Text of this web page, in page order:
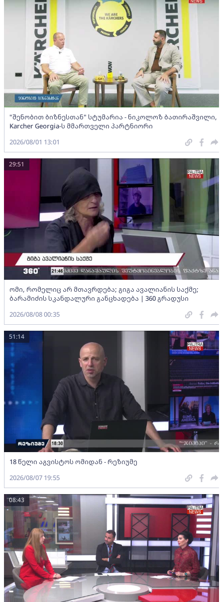
"შენობით ბიზნესთან" სტუმარია - ნიკოლოზ ბათირაშვილი,
Karcher Georgia-ს მმართველი პარტნიორი
2026/08/01 13:01
ომი, რომელიც არ მთავრდება; გიგა ავალიანის საქმე;
ბარამიძის სკანდალური განცხადება | 360 გრადუსი
29:51
2026/08/08 00:35
18 წელი აგვისტოს ომიდან - რეზიუმე
51:14
2026/08/07 19:55
08:43